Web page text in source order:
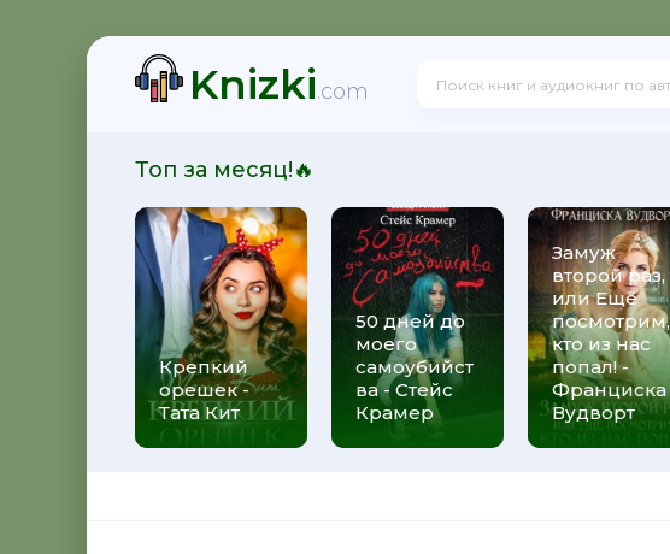
Knizki.com
Топ за месяц!🔥
Крепкий
орешек -
Тата Кит
50 дней до
моего
самоубийст
ва - Стейс
Крамер
Замуж
второй раз,
или Ещё
посмотрим,
кто из нас
попал! -
Франциска
Вудворт
Патрика